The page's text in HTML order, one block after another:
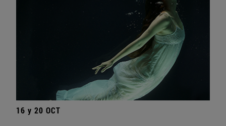
16 y 20 OCT